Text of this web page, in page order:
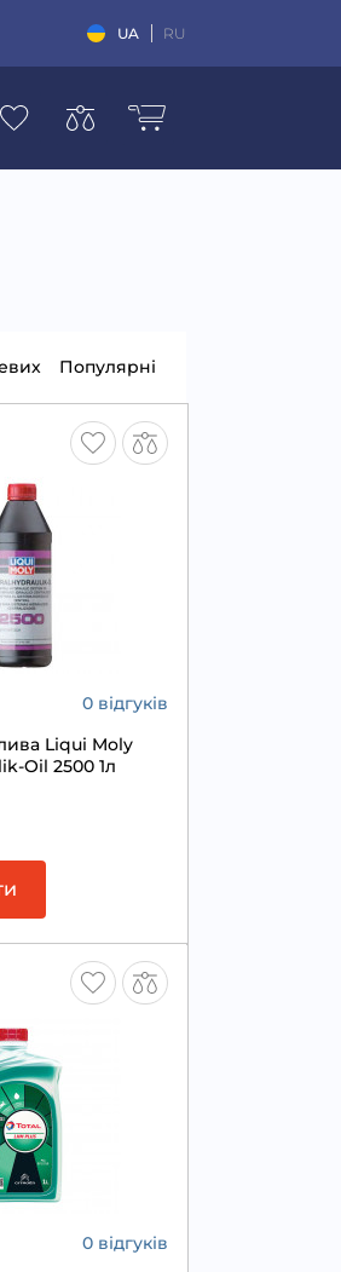
UA RU
Популярні
0 відгуків
Liqui Moly
Oil 2500 1л
0 відгуків